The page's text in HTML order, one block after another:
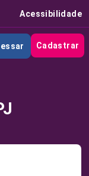
Acessibilidade
Cadastrar